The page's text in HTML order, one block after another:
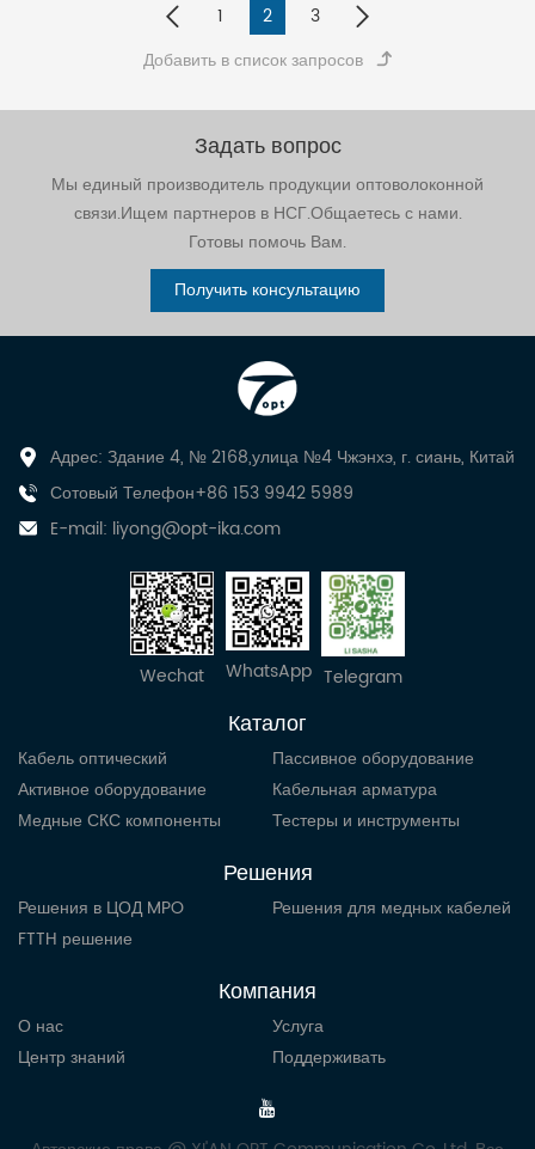
1 2 3
Задать вопрос
Мы единый производитель продукции оптоволоконной
связи.Ищем партнеров в НСГ.Общаетесь с нами.
Готовы помочь Вам.
Получить консультацию
Адрес: Здание 4, № 2168,улица №4 Чжэнхэ, г. сиань, Китай
Сотовый Телефон+86 153 9942 5989
E-mail: liyong@opt-ika.com
Wechat WhatsApp Telegram
Каталог
Кабель оптический
Пассивное оборудование
Активное оборудование
Кабельная арматура
Медные СКС компоненты
Тестеры и инструменты
Решения
Решения в ЦОД MPO
Решения для медных кабелей
FTTH решение
Компания
О нас
Услуга
Центр знаний
Поддерживать